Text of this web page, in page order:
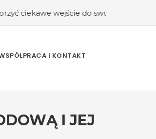
do swojego domu? #Kuchnia
I KONTAKT
I JEJ